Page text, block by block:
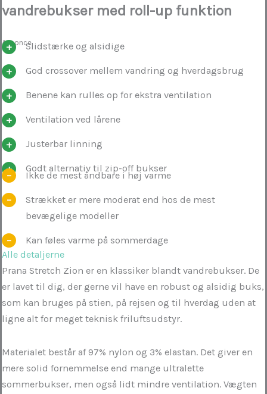
vandrebukser med roll-up funktion
AnnonceSlidstærke og alsidige
God crossover mellem vandring og hverdagsbrug
Benene kan rulles op for ekstra ventilation
Ventilation ved lårene
Justerbar linning
Godt alternativ til zip-off bukser
Ikke de mest åndbare i høj varme
Strækket er mere moderat end hos de mest
bevægelige modeller
Kan føles varme på sommerdage
Alle detaljerne
Prana Stretch Zion er en klassiker blandt vandrebukser. De
er lavet til dig, der gerne vil have en robust og alsidig buks,
som kan bruges på stien, på rejsen og til hverdag uden at
ligne alt for meget teknisk friluftsudstyr.
Materialet består af 97% nylon og 3% elastan. Det giver en
mere solid fornemmelse end mange ultralette
sommerbukser, men også lidt mindre ventilation. Vægten